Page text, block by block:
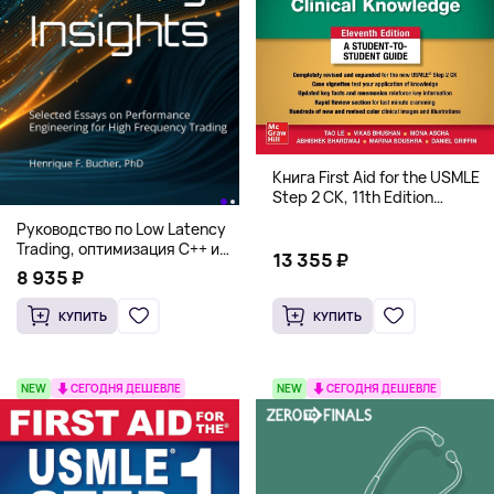
Руководство по Low Latency
Trading, оптимизация C++ и
системная архитектура для
HFT
8 935 ₽
КУПИТЬ
Книга First Aid for the USMLE
Step 2 CK, 11th Edition
13 355 ₽
КУПИТЬ
NEW СЕГОДНЯ ДЕШЕВЛЕ NEW СЕГОДНЯ ДЕШЕВЛЕ